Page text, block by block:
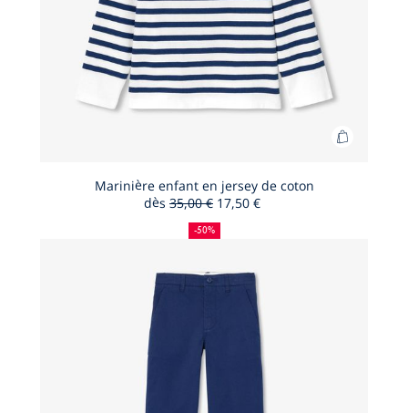
Ajouter
Marinière enfant en jersey de coton
dès
50
%
de
Ancien
prix
:
35,00 €Nouveau
prix
:
17,50 €
-50%